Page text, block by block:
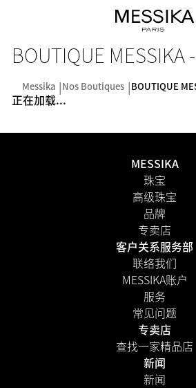
BOUTIQUE MESSIKA
Messika Nos Boutiques BOUTIQUE
正在加载...
MESSIKA
珠宝
高级珠宝
品牌
专卖店
客户关系服务部
联络我们
MESSIKA账户
服务
常见问题
专卖店
查找一家精品店
新闻
新闻